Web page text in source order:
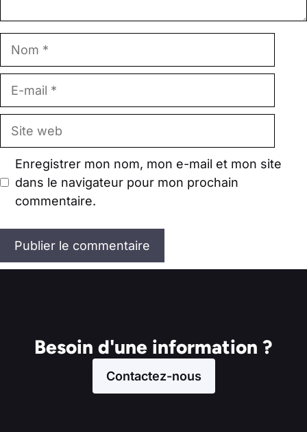
Site
web
Enregistrer mon nom, mon e-mail et mon site
dans le navigateur pour mon prochain
commentaire.
Besoin d'une information ?
Contactez-nous